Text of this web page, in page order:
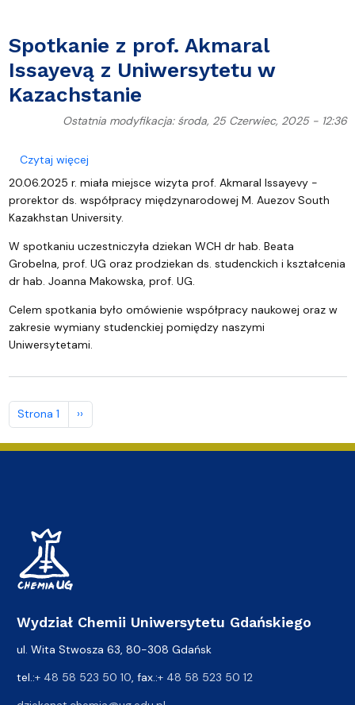
Spotkanie z prof. Akmaral
Issayevą z Uniwersytetu w
Kazachstanie
Ostatnia modyfikacja: środa, 25 Czerwiec, 2025 - 12:36
Czytaj więcejo Spotkanie z prof. Akmaral Issayevą z
20.06.2025 r. miała miejsce wizyta prof. Akmaral Issayevy -
prorektor ds. współpracy międzynarodowej M. Auezov South
Kazakhstan University.
W spotkaniu uczestniczyła dziekan WCH dr hab. Beata
Grobelna, prof. UG oraz prodziekan ds. studenckich i kształcenia
dr hab. Joanna Makowska, prof. UG.
Celem spotkania było omówienie współpracy naukowej oraz w
zakresie wymiany studenckiej pomiędzy naszymi
Uniwersytetami.
Stronicowanie
Strona 1 Następna strona
››
Wydział Chemii Uniwersytetu Gdańskiego
ul. Wita Stwosza 63, 80-308 Gdańsk
tel.:+ 48 58 523 50 10 , fax.:+ 48 58 523 50 12